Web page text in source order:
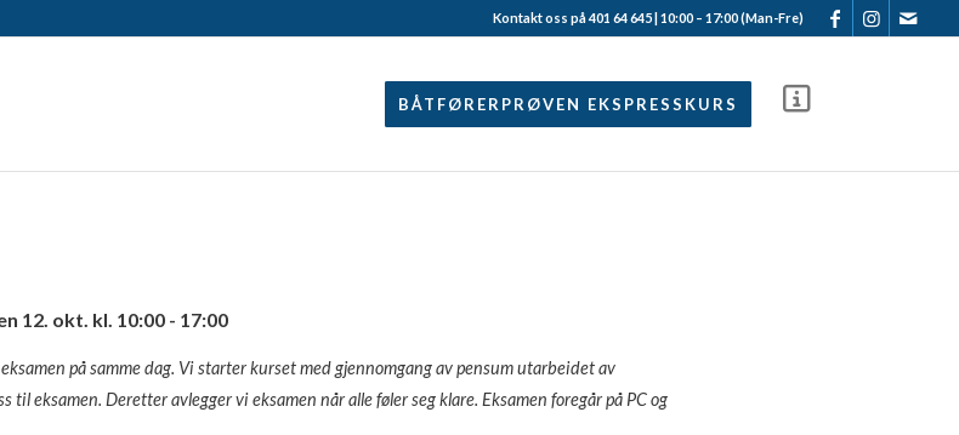
Kontakt oss på 401 64 645 | 10:00 – 17:00 (Man-Fre)
BÅTFØRERPRØVEN EKSPRESSKURS
12. okt. kl. 10:00 - 17:00
på samme dag. Vi starter kurset med gjennomgang av pensum utarbeidet av
eksamen. Deretter avlegger vi eksamen når alle føler seg klare. Eksamen foregår på PC og